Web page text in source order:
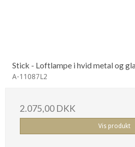
Stick - Loftlampe i hvid metal og
A-11087L2
2.075,00 DKK
Vis produkt